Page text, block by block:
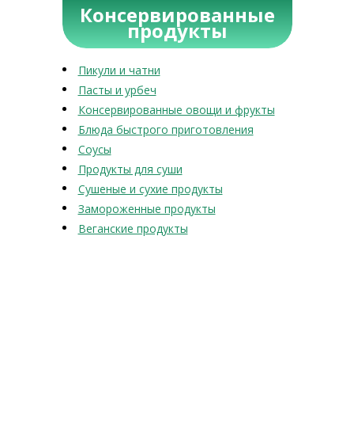
Консервированные
продукты
Пикули и чатни
Пасты и урбеч
Консервированные овощи и фрукты
Блюда быстрого приготовления
Соусы
Продукты для суши
Сушеные и сухие продукты
Замороженные продукты
Веганские продукты